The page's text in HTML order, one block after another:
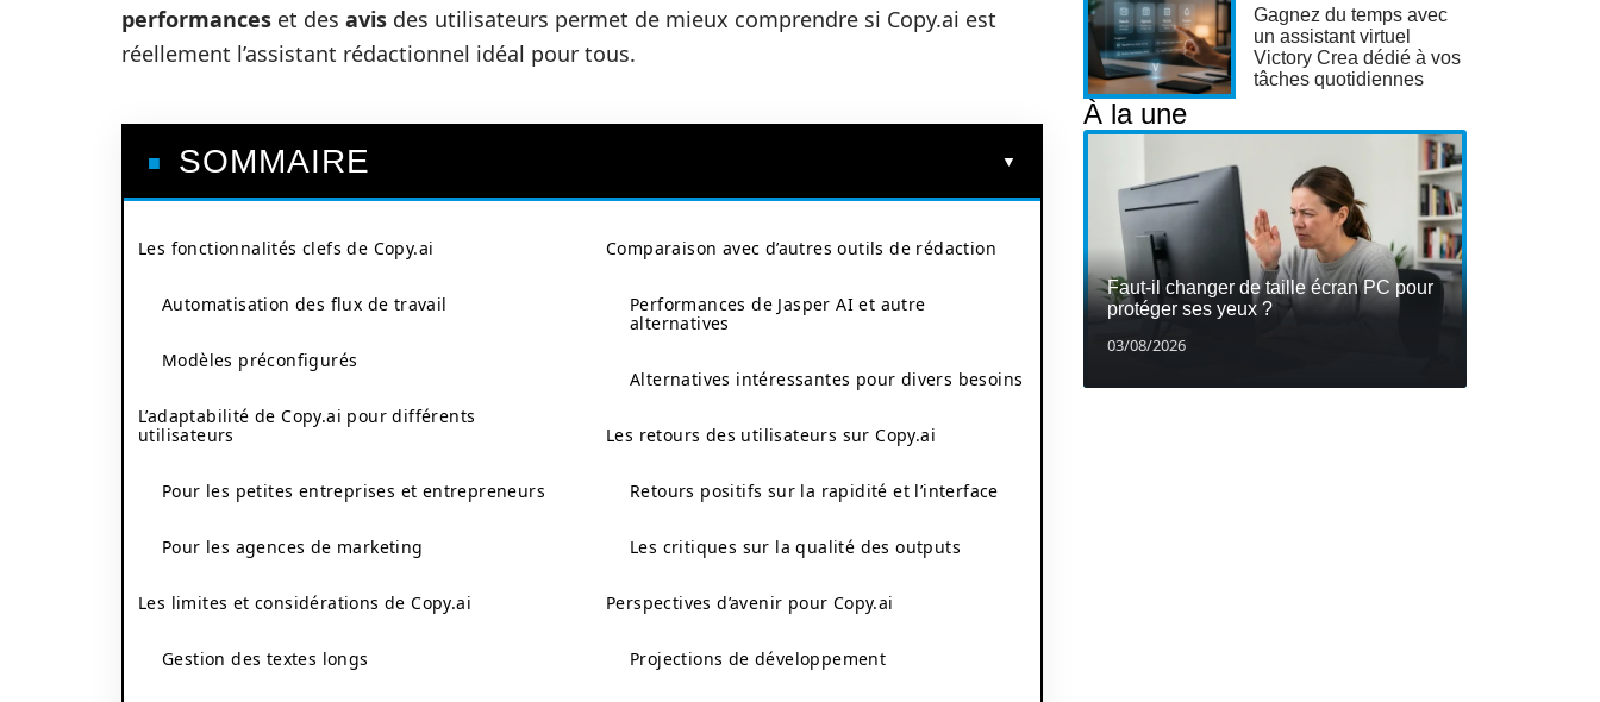
performances et des avis des utilisateurs permet de mieux comprendre si Copy.ai est
réellement l’assistant rédactionnel idéal pour tous.
SOMMAIRE
Les fonctionnalités clefs de Copy.ai
Automatisation des flux de travail
Modèles préconfigurés
L’adaptabilité de Copy.ai pour différents
utilisateurs
Pour les petites entreprises et entrepreneurs
Pour les agences de marketing
Les limites et considérations de Copy.ai
Gestion des textes longs
Comparaison avec d’autres outils de rédaction
Performances de Jasper AI et autre
alternatives
Alternatives intéressantes pour divers besoins
Les retours des utilisateurs sur Copy.ai
Retours positifs sur la rapidité et l’interface
Les critiques sur la qualité des outputs
Perspectives d’avenir pour Copy.ai
Projections de développement
Gagnez du temps avec
un assistant virtuel
Victory Crea dédié à vos
tâches quotidiennes
À la une
Faut-il changer de taille écran PC pour
protéger ses yeux ?
03/08/2026